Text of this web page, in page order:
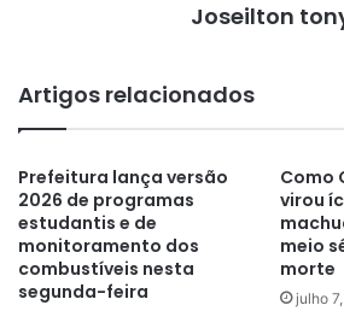
Joseilton
Artigos relacionados
Prefeitura lança versão
2026 de programas
estudantis e de
monitoramento dos
combustíveis nesta
segunda-feira
Como
virou
meio
morte
julho